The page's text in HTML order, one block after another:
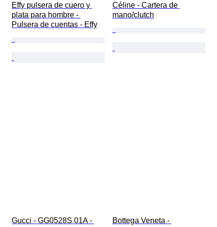
Effy pulsera de cuero y
plata para hombre -
Pulsera de cuentas - Effy
Céline - Cartera de
mano/clutch
Gucci - GG0528S 01A -
Bottega Veneta -